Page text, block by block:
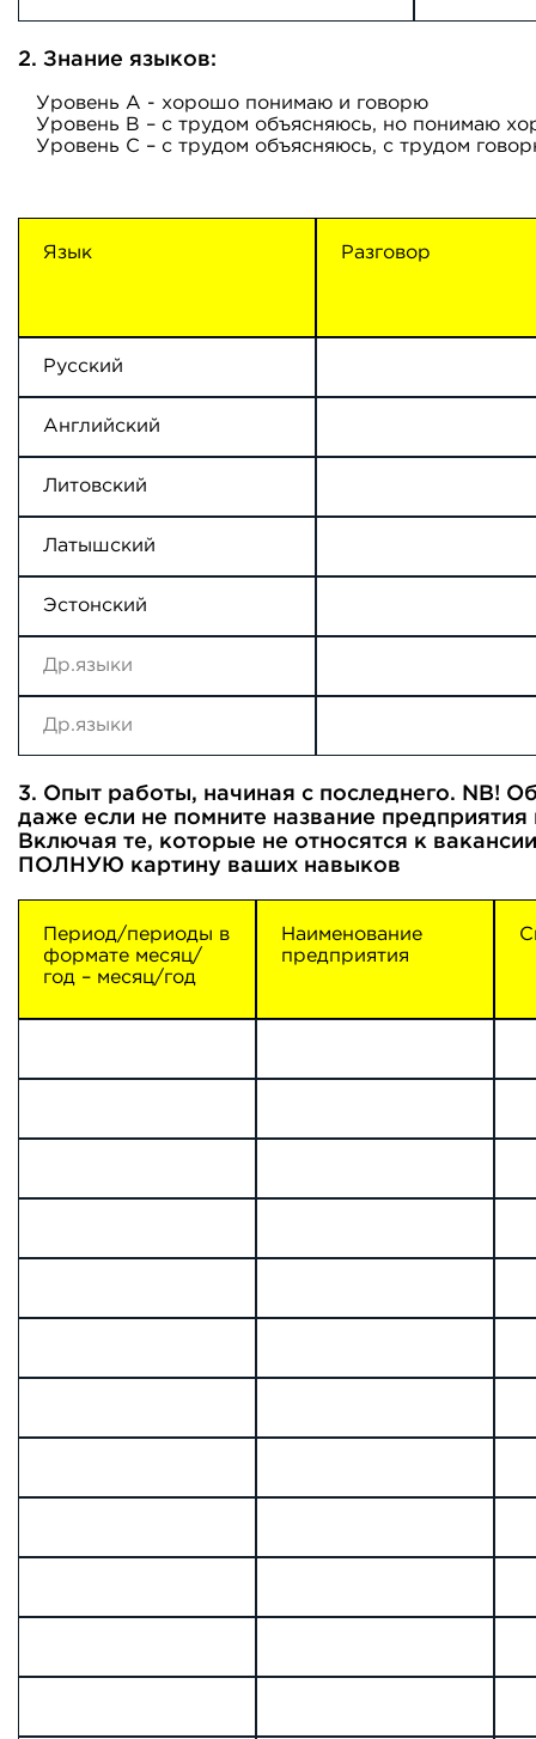
2. Знание языков:
Уровень А - хорошо понимаю и говорю
Уровень B – с трудом объясняюсь, но понимаю
Уровень С – с трудом объясняюсь, с трудом
Язык Разговор
3. Опыт работы, начиная с последнего. NB!
даже если не помните название
Включая те, которые не относятся к
ПОЛНУЮ картину ваших навыков
Период/периоды в
формате месяц/
год – месяц/год
Наименование
предприятия